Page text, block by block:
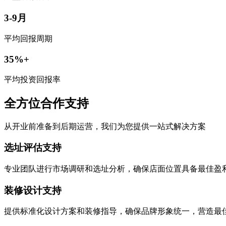
3-9月
平均回报周期
35%+
平均投资回报率
全方位合作支持
从开业前准备到后期运营，我们为您提供一站式解决方案
选址评估支持
专业团队进行市场调研和选址分析，确保店面位置具备最佳盈
装修设计支持
提供标准化设计方案和装修指导，确保品牌形象统一，营造最